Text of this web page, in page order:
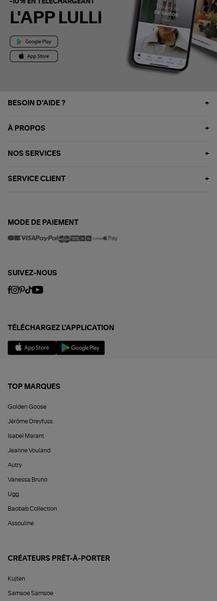
-10% EN TÉLÉCHARGEANT
L'APP LULLI
BESOIN D'AIDE ?
À PROPOS
NOS SERVICES
SERVICE CLIENT
MODE DE PAIEMENT
SUIVEZ-NOUS
TÉLÉCHARGEZ L'APPLICATION
TOP MARQUES
Golden Goose
Jérôme Dreyfuss
Isabel Marant
Jeanne Vouland
Autry
Vanessa Bruno
Ugg
Baobab Collection
Assouline
CRÉATEURS PRÊT-À-PORTER
Kujten
Samsoe Samsoe